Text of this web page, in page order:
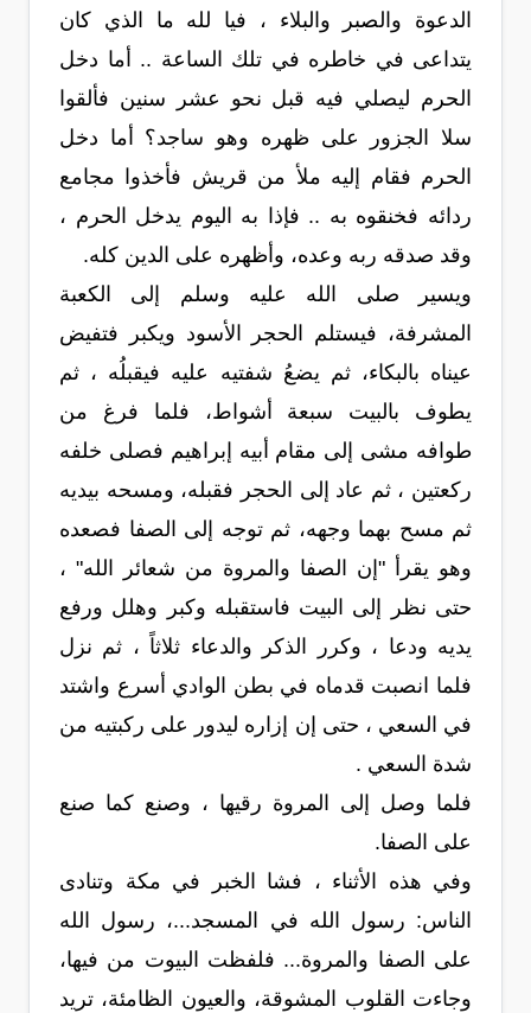
الدعوة والصبر والبلاء ، فيا لله ما الذي كان
يتداعى في خاطره في تلك الساعة .. أما دخل
الحرم ليصلي فيه قبل نحو عشر سنين فألقوا
سلا الجزور على ظهره وهو ساجد؟ أما دخل
الحرم فقام إليه ملأ من قريش فأخذوا مجامع
ردائه فخنقوه به .. فإذا به اليوم يدخل الحرم ،
وقد صدقه ربه وعده، وأظهره على الدين كله.
ويسير صلى الله عليه وسلم إلى الكعبة
المشرفة، فيستلم الحجر الأسود ويكبر فتفيض
عيناه بالبكاء، ثم يضعُ شفتيه عليه فيقبلُه ، ثم
يطوف بالبيت سبعة أشواط، فلما فرغ من
طوافه مشى إلى مقام أبيه إبراهيم فصلى خلفه
ركعتين ، ثم عاد إلى الحجر فقبله، ومسحه بيديه
ثم مسح بهما وجهه، ثم توجه إلى الصفا فصعده
وهو يقرأ "إن الصفا والمروة من شعائر الله" ،
حتى نظر إلى البيت فاستقبله وكبر وهلل ورفع
يديه ودعا ، وكرر الذكر والدعاء ثلاثاً ، ثم نزل
فلما انصبت قدماه في بطن الوادي أسرع واشتد
في السعي ، حتى إن إزاره ليدور على ركبتيه من
شدة السعي .
فلما وصل إلى المروة رقيها ، وصنع كما صنع
على الصفا.
وفي هذه الأثناء ، فشا الخبر في مكة وتنادى
الناس: رسول الله في المسجد...، رسول الله
على الصفا والمروة... فلفظت البيوت من فيها،
وجاءت القلوب المشوقة، والعيون الظامئة، تريد